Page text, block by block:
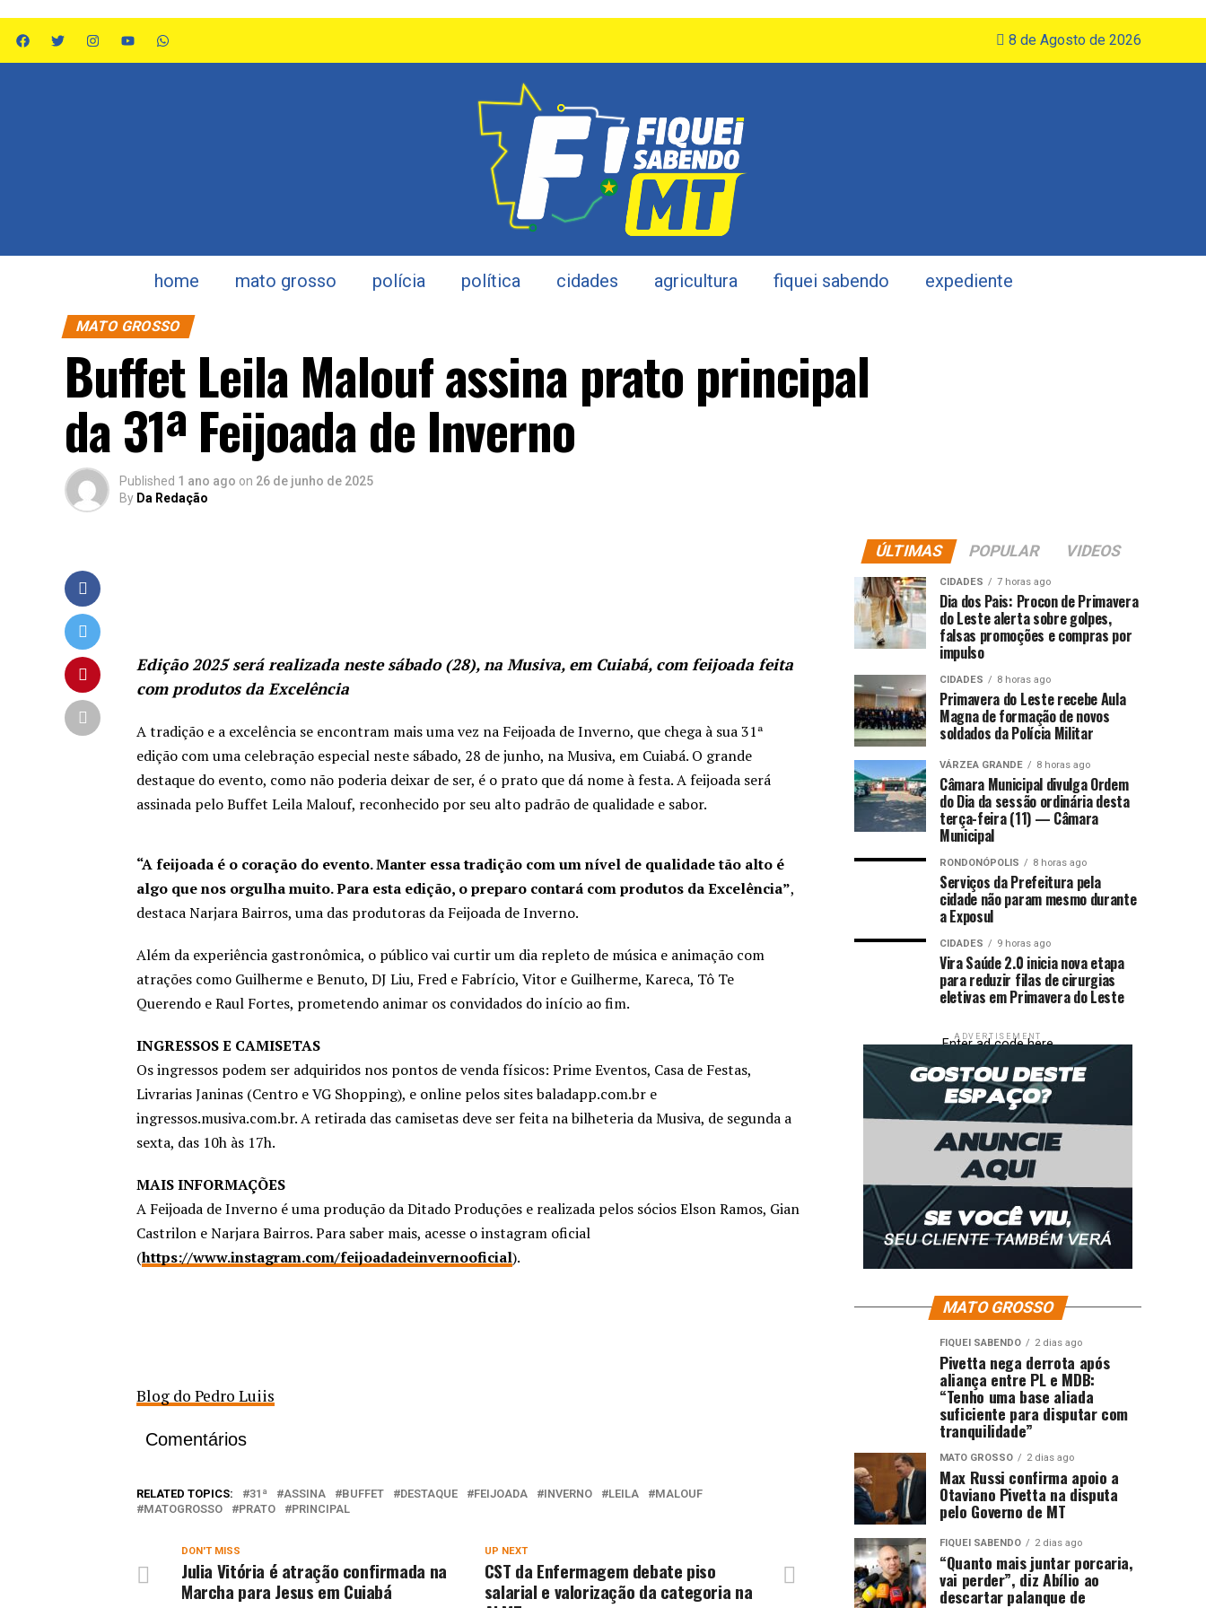
8 de Agosto de 2026
home mato grosso polícia política cidades agricultura fiquei sabendo expediente
MATO GROSSO
Buffet Leila Malouf assina prato principal
da 31ª Feijoada de Inverno
Published 1 ano ago on 26 de junho de 2025
By Da Redação
Edição 2025 será realizada neste sábado (28), na Musiva, em Cuiabá, com feijoada feita
com produtos da Excelência
A tradição e a excelência se encontram mais uma vez na Feijoada de Inverno, que chega à sua 31ª
edição com uma celebração especial neste sábado, 28 de junho, na Musiva, em Cuiabá. O grande
destaque do evento, como não poderia deixar de ser, é o prato que dá nome à festa. A feijoada será
assinada pelo Buffet Leila Malouf, reconhecido por seu alto padrão de qualidade e sabor.
“A feijoada é o coração do evento. Manter essa tradição com um nível de qualidade tão alto é
algo que nos orgulha muito. Para esta edição, o preparo contará com produtos da Excelência”,
destaca Narjara Bairros, uma das produtoras da Feijoada de Inverno.
Além da experiência gastronômica, o público vai curtir um dia repleto de música e animação com
atrações como Guilherme e Benuto, DJ Liu, Fred e Fabrício, Vitor e Guilherme, Kareca, Tô Te
Querendo e Raul Fortes, prometendo animar os convidados do início ao fim.
INGRESSOS E CAMISETAS
Os ingressos podem ser adquiridos nos pontos de venda físicos: Prime Eventos, Casa de Festas,
Livrarias Janinas (Centro e VG Shopping), e online pelos sites baladapp.com.br e
ingressos.musiva.com.br. A retirada das camisetas deve ser feita na bilheteria da Musiva, de segunda a
sexta, das 10h às 17h.
MAIS INFORMAÇÕES
A Feijoada de Inverno é uma produção da Ditado Produções e realizada pelos sócios Elson Ramos, Gian
Castrilon e Narjara Bairros. Para saber mais, acesse o instagram oficial
(https://www.instagram.com/feijoadadeinvernooficial).
Blog do Pedro Luiis
Comentários
RELATED TOPICS: 31ª ASSINA BUFFET DESTAQUE FEIJOADA INVERNO LEILA
MALOUF
MATOGROSSO
PRATO PRINCIPAL
UP NEXT
CST da Enfermagem debate piso
salarial e valorização da categoria na
DON'T MISS
Julia Vitória é atração confirmada na
Marcha para Jesus em Cuiabá
ÚLTIMAS POPULAR VIDEOS
CIDADES 7 horas ago
Dia dos Pais: Procon de Primavera
do Leste alerta sobre golpes,
falsas promoções e compras por
impulso
CIDADES 8 horas ago
Primavera do Leste recebe Aula
Magna de formação de novos
soldados da Polícia Militar
VÁRZEA GRANDE 8 horas ago
Câmara Municipal divulga Ordem
do Dia da sessão ordinária desta
terça-feira (11) — Câmara
Municipal
RONDONÓPOLIS 8 horas ago
Serviços da Prefeitura pela
cidade não param mesmo durante
a Exposul
CIDADES 9 horas ago
Vira Saúde 2.0 inicia nova etapa
para reduzir filas de cirurgias
eletivas em Primavera do Leste
ADVERTISEMENT
Enter ad code here
MATO GROSSO
FIQUEI SABENDO 2 dias ago
Pivetta nega derrota após
aliança entre PL e MDB:
“Tenho uma base aliada
suficiente para disputar com
tranquilidade”
MATO GROSSO 2 dias ago
Max Russi confirma apoio a
Otaviano Pivetta na disputa
pelo Governo de MT
FIQUEI SABENDO 2 dias ago
“Quanto mais juntar porcaria,
vai perder”, diz Abílio ao
descartar palanque de